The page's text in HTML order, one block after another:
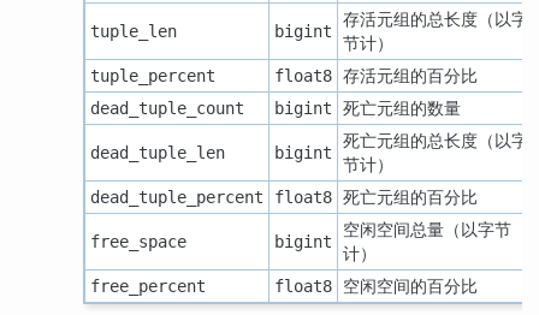
tuple_len bigint
存活元组的总长度（以字
节计）
tuple_percent float8 存活元组的百分比
dead_tuple_count bigint 死亡元组的数量
dead_tuple_len bigint
死亡元组的总长度（以字
节计）
dead_tuple_percent float8 死亡元组的百分比
free_space bigint
空闲空间总量（以字节
计）
free_percent float8 空闲空间的百分比